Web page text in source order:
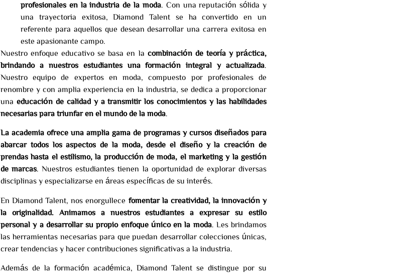
profesionales en la industria de la moda. Con una reputación sólida y
una trayectoria exitosa, Diamond Talent se ha convertido en un
referente para aquellos que desean desarrollar una carrera exitosa en
este apasionante campo.
Nuestro enfoque educativo se basa en la combinación de teoría y práctica,
brindando a nuestros estudiantes una formación integral y actualizada
Nuestro equipo de expertos en moda, compuesto por profesionales de
renombre y con amplia experiencia en la industria, se dedica a proporcionar
una educación de calidad y a transmitir los conocimientos y las habilidades
necesarias para triunfar en el mundo de la moda
La academia ofrece una amplia gama de programas y cursos diseñados para
abarcar todos los aspectos de la moda, desde el diseño y la creación de
prendas hasta el estilismo, la producción de moda, el marketing y la gestión
de marcas. Nuestros estudiantes tienen la oportunidad de explorar diversas
disciplinas y especializarse en áreas específicas de su interés.
En Diamond Talent, nos enorgullece fomentar la creatividad, la innovación y
la originalidad. Animamos a nuestros estudiantes a expresar su estilo
personal y a desarrollar su propio enfoque único en la moda. Les brindamos
las herramientas necesarias para que puedan desarrollar colecciones únicas,
crear tendencias y hacer contribuciones significativas a la industria.
Además de la formación académica, Diamond Talent se distingue por su